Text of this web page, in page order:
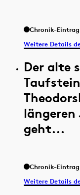
Chronik-Eintrag
Weitere Details
Der alte
längeren
geht...
Chronik-Eintrag
Weitere Details